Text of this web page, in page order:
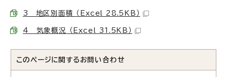
3 地区別面積 （Excel 28.5KB）
4 気象概況 （Excel 31.5KB）
このページに関する お問い合わせ